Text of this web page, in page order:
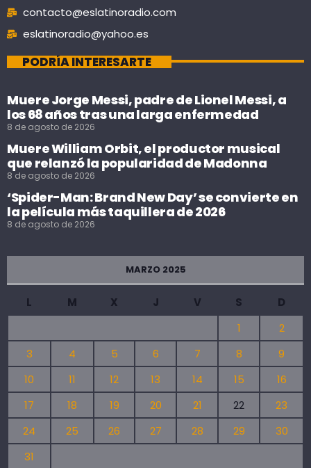
contacto@eslatinoradio.com
eslatinoradio@yahoo.es
PODRÍA INTERESARTE
Muere Jorge Messi, padre de Lionel Messi, a
los 68 años tras una larga enfermedad
8 de agosto de 2026
Muere William Orbit, el productor musical
que relanzó la popularidad de Madonna
8 de agosto de 2026
‘Spider-Man: Brand New Day’ se convierte en
la película más taquillera de 2026
8 de agosto de 2026
MARZO 2025
L M X J V S
D
1
2
3
4 5 6 7 8
9
10
11 12 13 14 15
16
17
18 19 20 21 22
23
24
25 26 27 28 29
30
31